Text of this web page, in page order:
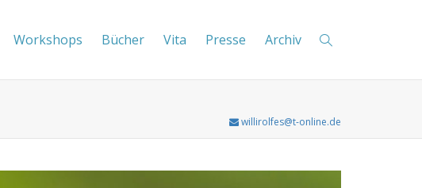
Workshops Bücher Vita Presse Archiv
willirolfes@t-online.de